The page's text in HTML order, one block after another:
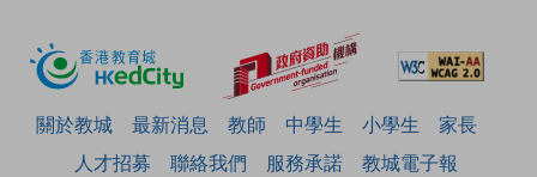
關於教城 最新消息 教師 中學生 小學生
家長
人才招募
聯絡我們 服務承諾 教城電子報